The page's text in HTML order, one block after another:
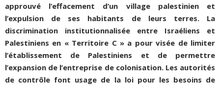
approuvé l’effacement d’un village palestinien et
l’expulsion de ses habitants de leurs terres. La
discrimination institutionnalisée entre Israéliens et
Palestiniens en « Territoire C » a pour visée de limiter
l’établissement de Palestiniens et de permettre
l’expansion de l’entreprise de colonisation. Les autorités
de contrôle font usage de la loi pour les besoins de